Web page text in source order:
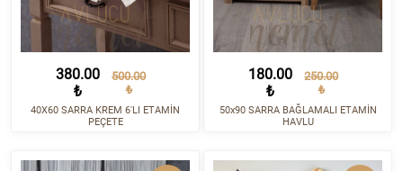
380.00
₺
500.00
₺
40X60 SARRA KREM 6'LI ETAMİN
PEÇETE
180.00
₺
250.00
₺
50x90 SARRA BAĞLAMALI ETAMİN
HAVLU